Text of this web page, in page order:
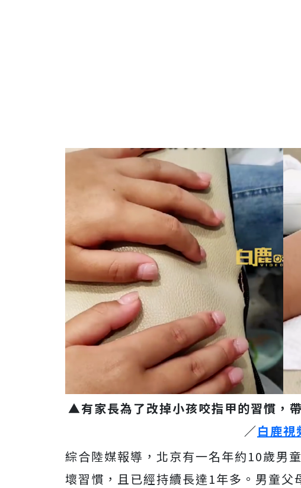
▲有家長為了改掉小孩咬指甲的習慣，
／白鹿視
綜合陸媒報導，北京有一名年約10歲男
壞習慣，且已經持續長達1年多。男童